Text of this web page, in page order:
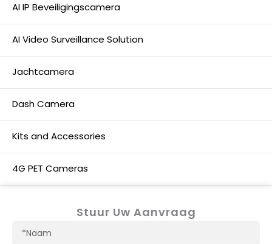
AI IP Beveiligingscamera
AI Video Surveillance Solution
Jachtcamera
Dash Camera
Kits and Accessories
4G PET Cameras
Stuur Uw Aanvraag
Naam